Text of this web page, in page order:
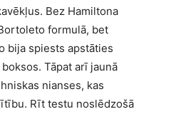
Bez Hamiltona
formulā, bet
bija spiests apstāties
Tāpat arī jaunā
nianses, kas
Rīt testu noslēdzošā